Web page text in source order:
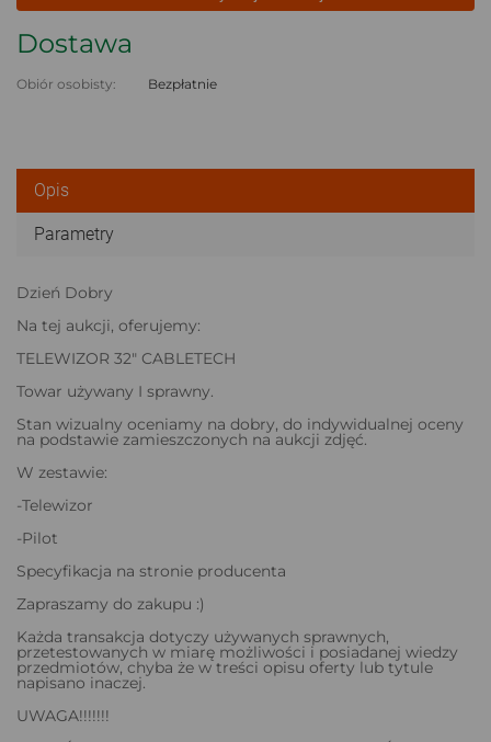
Dostawa
Obiór osobisty: Bezpłatnie
Opis
Parametry
Dzień Dobry
Na tej aukcji, oferujemy:
TELEWIZOR 32" CABLETECH
Towar używany I sprawny.
Stan wizualny oceniamy na dobry, do indywidualnej oceny
na podstawie zamieszczonych na aukcji zdjęć.
W zestawie:
-Telewizor
-Pilot
Specyfikacja na stronie producenta
Zapraszamy do zakupu :)
Każda transakcja dotyczy używanych sprawnych,
przetestowanych w miarę możliwości i posiadanej wiedzy
przedmiotów, chyba że w treści opisu oferty lub tytule
napisano inaczej.
UWAGA!!!!!!!